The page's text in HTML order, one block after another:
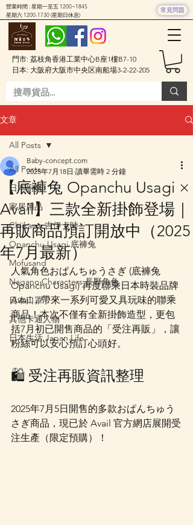
門市: 荔枝角香港工業中心B座1樓B7-10
日本: 大阪府大阪市中央区南船場3-2-22-205
營業時間 : 星期一至五 1200~1845
星期六 1200-1730(星期日休息)
常見問題
文章
All Posts
日本廚具
家居用品
Chiikawa 吉伊卡哇
Opanchu Usagi 底褲兔
Mofusand
Nagano Characters 長野角色
日本口罩
其他卡通人物
日本生活 Japan Life
All Posts
【底褲兔 Opanchu Usagi ×
Avail】三款全新掛飾登場｜
再販商品預訂開放中（2025
年7月最新）
Baby-concept.com
2025年7月18日 讀畢需時 2 分鐘
人氣角色おぱんちゅうさぎ (底褲兔
Opanchu Usagi) 再度聯乘日本時裝品牌
Avail，帶來一系列可愛又具玩味的聯乘
商品！本次不僅有全新掛飾造型，更包
括7月初已開售商品的「受注再販」，讓
粉絲可以安心預訂心頭好。
🛍️ 受注再販資訊整理
2025年7月5日開售的多款おぱんちゅう
さぎ商品，現已於 Avail 官方網店展開受
注生產（限定預購）！